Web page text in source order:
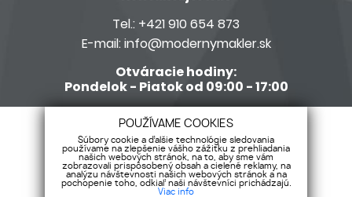
Tel.: +421 910 654 873
E-mail:info@modernymakler.sk
Otváracie hodiny:
Pondelok - Piatok od 09:00 - 17:00
Členom siete Realitné kancelárie s.r.o.
POUŽÍVAME COOKIES
Súbory cookie a ďalšie technológie sledovania
používame na zlepšenie vášho zážitku z prehliadania
našich webových stránok, na to, aby sme vám
zobrazovali prispôsobený obsah a cielené reklamy, na
analýzu návštevnosti našich webových stránok a na
pochopenie toho, odkiaľ naši návštevníci prichádzajú.
Viac info